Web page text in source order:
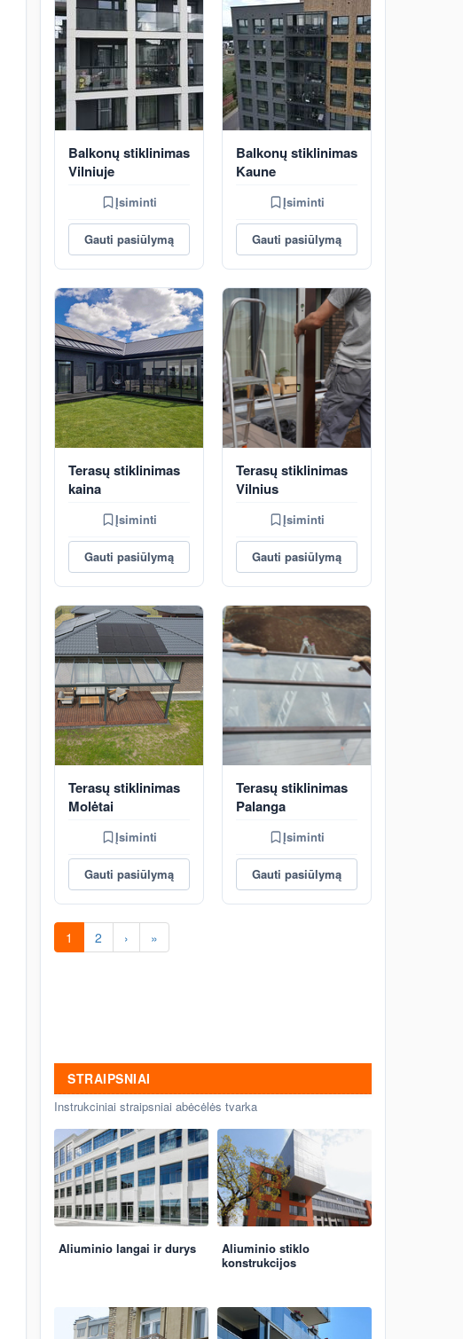
Balkonų stiklinimas
Vilniuje
Įsiminti
Gauti pasiūlymą
Balkonų stiklinimas
Kaune
Įsiminti
Gauti pasiūlymą
Terasų stiklinimas
kaina
Įsiminti
Gauti pasiūlymą
Terasų stiklinimas
Vilnius
Įsiminti
Gauti pasiūlymą
Terasų stiklinimas
Molėtai
Įsiminti
Gauti pasiūlymą
Terasų stiklinimas
Palanga
Įsiminti
Gauti pasiūlymą
1 2 › »
STRAIPSNIAI
Instrukciniai straipsniai abėcėlės tvarka
Aliuminio langai ir durys
Aliuminio stiklo
konstrukcijos